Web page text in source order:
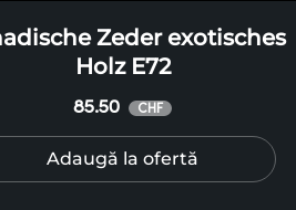
Zeder exotisches
Holz E72
85.50 CHF
Adaugă la ofertă